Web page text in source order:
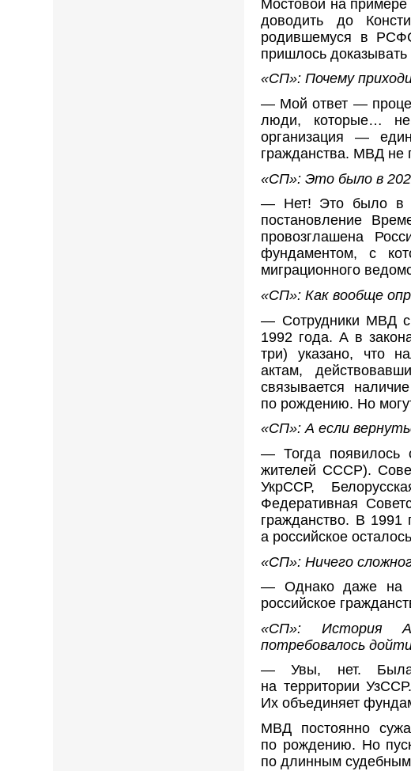
Мостовой на
доводить до
родившемуся в
пришлось доказывать
«СП»: Почему
— Мой ответ —
люди, которые… не
организация —
гражданства. МВД не
«СП»: Это было в
— Нет! Это было в
постановление
провозглашена
фундаментом, с
миграционного
«СП»: Как вообще
— Сотрудники МВД
1992 года. А в
три) указано, что
актам,
связывается
по рождению. Но
«СП»: А если
— Тогда появилось
жителей СССР).
УкрССР,
Федеративная
гражданство. В 1991
а российское
«СП»: Ничего
— Однако даже на
российское
«СП»: История
потребовалось
— Увы, нет.
на территории
Их объединяет
МВД постоянно
по рождению. Но
по длинным